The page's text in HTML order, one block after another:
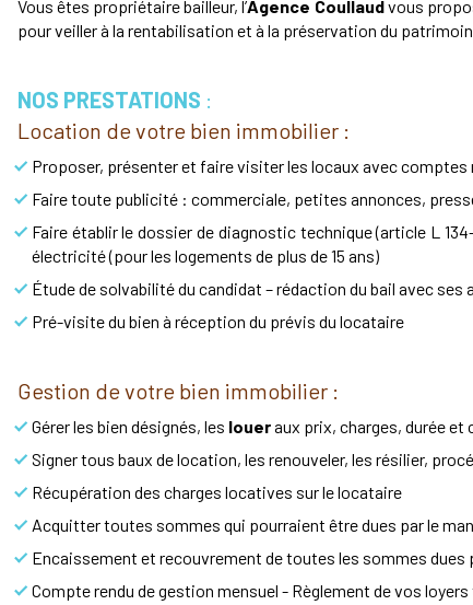
Vous êtes propriétaire bailleur, l’Agence Coullaudvous
pour veiller à la rentabilisation et à la préservation du
NOS PRESTATIONS :
Location de votre bien immobilier :
Proposer, présenter et faire visiter les locaux avec comptes
Faire toute publicité : commerciale, petites annonces,
Faire établir le dossier de diagnostic technique (article L
électricité (pour les logements de plus de 15 ans)
Étude de solvabilité du candidat – rédaction du bail avec
Pré-visite du bien à réception du prévis du locataire
Gestion de votre bien immobilier :
Gérer les bien désignés, les loueraux prix, charges, durée et
Signer tous baux de location, les renouveler, les résilier,
Récupération des charges locatives sur le locataire
Acquitter toutes sommes qui pourraient être dues par le
Encaissement et recouvrement de toutes les sommes dues
Compte rendu de gestion mensuel - Règlement de vos